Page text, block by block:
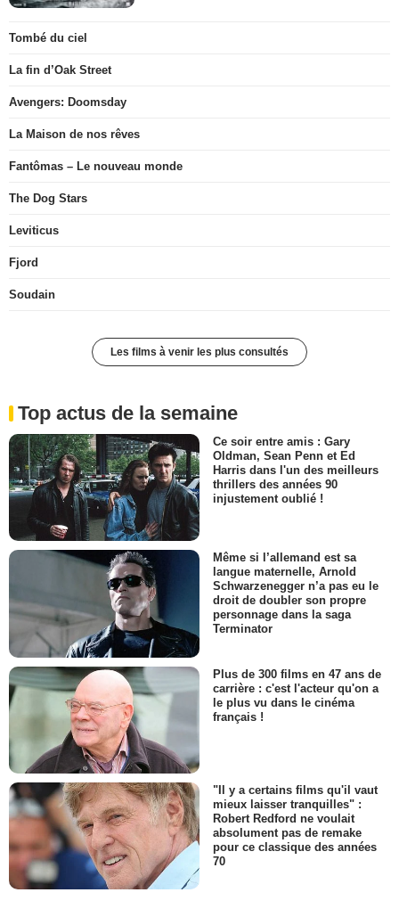
Tombé du ciel
La fin d’Oak Street
Avengers: Doomsday
La Maison de nos rêves
Fantômas – Le nouveau monde
The Dog Stars
Leviticus
Fjord
Soudain
Les films à venir les plus consultés
Top actus de la semaine
Ce soir entre amis : Gary
Oldman, Sean Penn et Ed
Harris dans l'un des meilleurs
thrillers des années 90
injustement oublié !
Même si l’allemand est sa
langue maternelle, Arnold
Schwarzenegger n’a pas eu le
droit de doubler son propre
personnage dans la saga
Terminator
Plus de 300 films en 47 ans de
carrière : c'est l'acteur qu'on a
le plus vu dans le cinéma
français !
"Il y a certains films qu'il vaut
mieux laisser tranquilles" :
Robert Redford ne voulait
absolument pas de remake
pour ce classique des années
70